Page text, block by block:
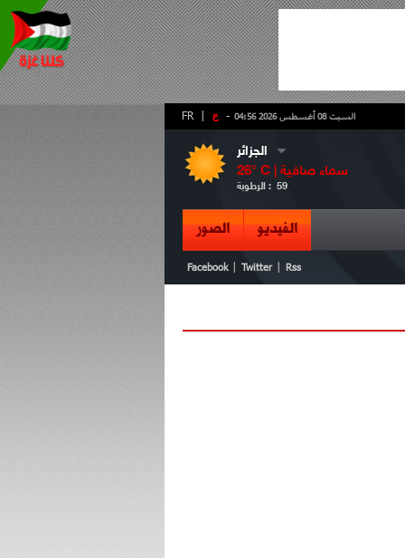
- ع FR السبت 08 أغسطس 2026 04:56
الجزائر
26° C | سماء صافية
الرطوبة : 59
الفيديو الصور
Facebook Twitter Rss